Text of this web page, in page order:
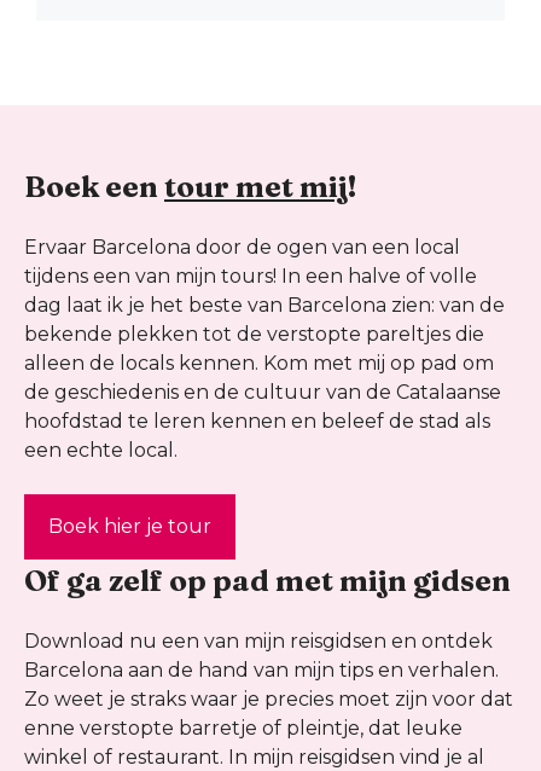
Boek een tour met mij!
Ervaar Barcelona door de ogen van een local
tijdens een van mijn tours! In een halve of volle
dag laat ik je het beste van Barcelona zien: van de
bekende plekken tot de verstopte pareltjes die
alleen de locals kennen. Kom met mij op pad om
de geschiedenis en de cultuur van de Catalaanse
hoofdstad te leren kennen en beleef de stad als
een echte local.
Boek hier je tour
Of ga zelf op pad met mijn gidsen
Download nu een van mijn reisgidsen en ontdek
Barcelona aan de hand van mijn tips en verhalen.
Zo weet je straks waar je precies moet zijn voor dat
enne verstopte barretje of pleintje, dat leuke
winkel of restaurant. In mijn reisgidsen vind je al